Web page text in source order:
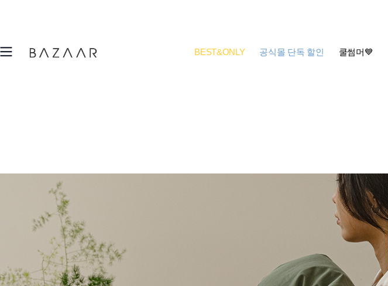
BEST&ONLY 공식몰 단독 할인 쿨썸머💙